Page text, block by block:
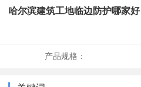
哈尔滨建筑工地临边防护哪家好
产品规格：